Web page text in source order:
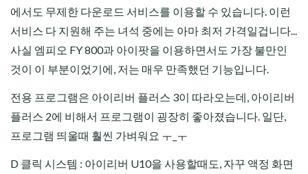
에서도 무제한 다운로드 서비스를 이용할 수 있습니다. 이런
서비스 다 지원해 주는 녀석 중에는 아마 최저 가격일겁니다...
사실 엠피오 FY 800과 아이팟을 이용하면서도 가장 불만인
것이 이 부분이었기에, 저는 매우 만족했던 기능입니다.
전용 프로그램은 아이리버 플러스 3이 따라오는데, 아이리버
플러스 2에 비해서 프로그램이 굉장히 좋아졌습니다. 일단,
프로그램 띄울때 훨씬 가벼워요 ㅜ_ㅜ
D 클릭 시스템 : 아이리버 U10을 사용할때도, 자꾸 액정 화면